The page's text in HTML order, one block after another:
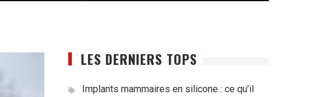
LES DERNIERS TOPS
Implants mammaires en silicone : ce qu’il